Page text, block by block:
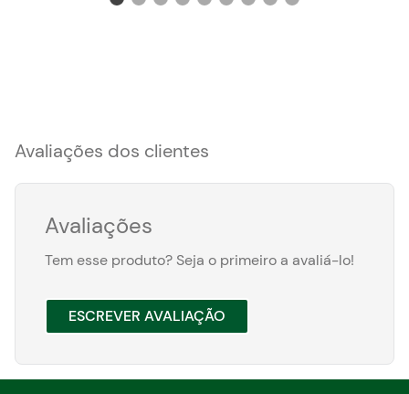
Avaliações dos clientes
Avaliações
Tem esse produto? Seja o primeiro a avaliá-lo!
ESCREVER AVALIAÇÃO